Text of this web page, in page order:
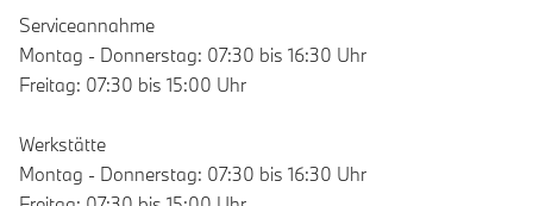
Serviceannahme
Montag - Donnerstag: 07:30 bis 16:30 Uhr
Freitag: 07:30 bis 15:00 Uhr
Werkstätte
Montag - Donnerstag: 07:30 bis 16:30 Uhr